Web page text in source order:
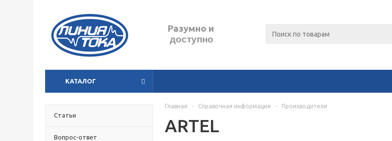
Разумно и
доступно
КАТАЛОГ
Статьи
Вопрос-ответ
Главная - Справочная информация - Производители
ARTEL